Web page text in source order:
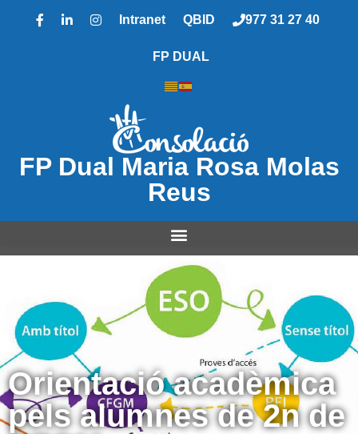
Intranet QBID 977 31 27 40
FP DUAL
FP Dual Maria Rosa Molas
Reus
Orientació acadèmica
pels alumnes de 2n de